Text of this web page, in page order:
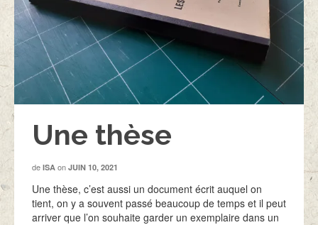
Une thèse
de ISA on JUIN 10, 2021
Une thèse, c’est aussi un document écrit auquel on
tient, on y a souvent passé beaucoup de temps et il peut
arriver que l’on souhaite garder un exemplaire dans un